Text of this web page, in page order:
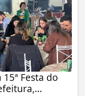
Festa do